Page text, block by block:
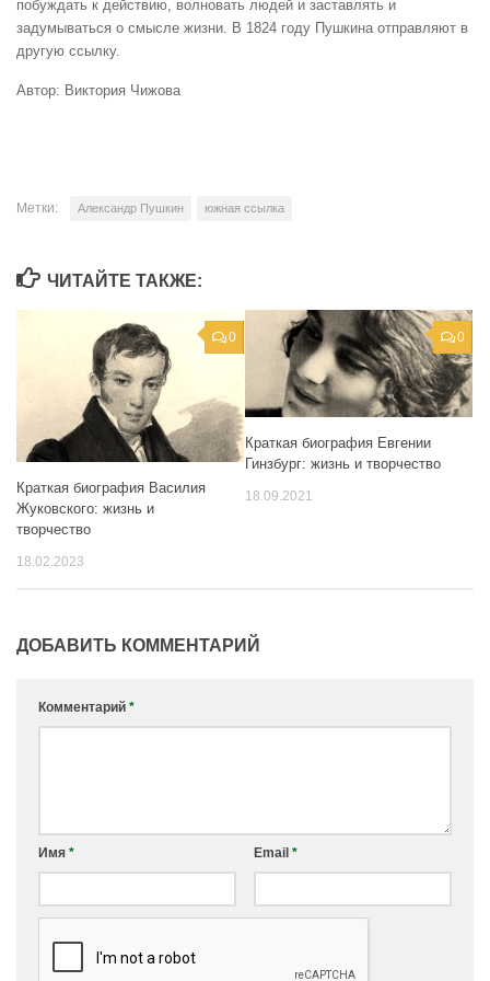
побуждать к действию, волновать людей и заставлять и
задумываться о смысле жизни. В 1824 году Пушкина отправляют в
другую ссылку.
Автор: Виктория Чижова
Метки: Александр Пушкин южная ссылка
ЧИТАЙТЕ ТАКЖЕ:
0
Краткая биография Василия
Жуковского: жизнь и
творчество
18.02.2023
0
Краткая биография Евгении
Гинзбург: жизнь и творчество
18.09.2021
ДОБАВИТЬ КОММЕНТАРИЙ
Комментарий *
Имя * Email *